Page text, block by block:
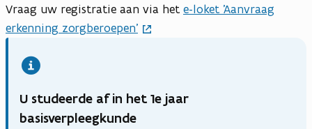
Vraag uw registratie aan via het e-loket 'Aanvraag
erkenning zorgberoepen'
U studeerde af in het 1e jaar
basisverpleegkunde